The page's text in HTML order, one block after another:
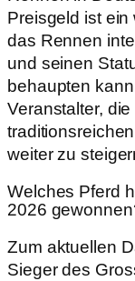
Preisgeld ist
das Rennen
und seinen
behaupten
Veranstalter,
weiter zu
Welches Pferd
2026
Zum aktuellen
Sieger des